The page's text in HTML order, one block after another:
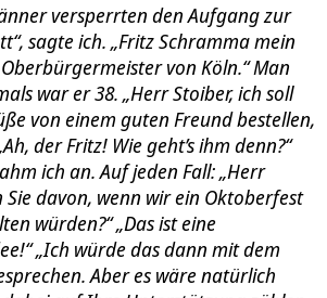
versperrten den Aufgang zur
sagte ich. „Fritz Schramma mein
von Köln.“ Man
war er 38. „Herr Stoiber, ich soll
von einem guten Freund bestellen,
der Fritz! Wie geht’s ihm denn?“
ich an. Auf jeden Fall: „Herr
Sie davon, wenn wir ein Oktoberfest
würden?“ „Das ist eine
„Ich würde das dann mit dem
Aber es wäre natürlich